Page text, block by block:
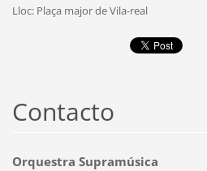
Lloc: Plaça major de Vila-real
Contacto
Orquestra Supramúsica